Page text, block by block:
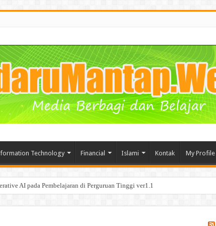
Technology Financial Islami Kontak My Profile
AI pada Pembelajaran di Perguruan Tinggi ver1.1
segala Manfaat nya bagi Bisnis